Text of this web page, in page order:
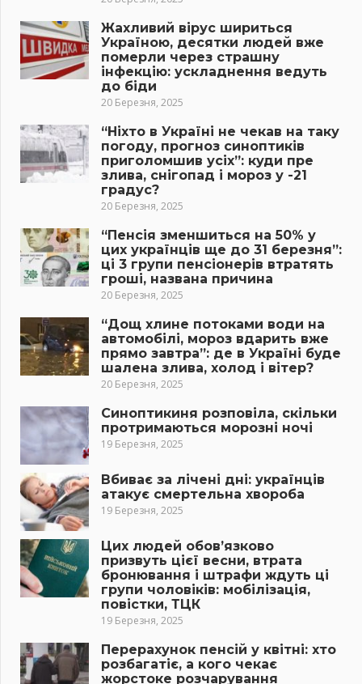
Жахливий вірус шириться
Україною, десятки людей вже
померли через страшну
інфекцію: ускладнення ведуть
до біди
20 Березня, 2025
“Ніхто в Україні не чекав на таку
погоду, прогноз синоптиків
приголомшив усіх”: куди пре
злива, снігопад і мороз у -21
градус?
20 Березня, 2025
“Пенсія зменшиться на 50% у
цих українців ще до 31 березня”:
ці 3 групи пенсіонерів втратять
гроші, названа причина
20 Березня, 2025
“Дощ хлине потоками води на
автомобілі, мороз вдарить вже
прямо завтра”: де в Україні буде
шалена злива, холод і вітер?
20 Березня, 2025
Синоптикиня розповіла, скільки
протримаються морозні ночі
19 Березня, 2025
Вбиває за лічені дні: українців
атакує смертельна хвороба
19 Березня, 2025
Цих людей обов’язково
призвуть цієї весни, втрата
бронювання і штрафи ждуть ці
групи чоловіків: мобілізація,
повістки, ТЦК
19 Березня, 2025
Перерахунок пенсій у квітні: хто
розбагатіє, а кого чекає
жорстоке розчарування